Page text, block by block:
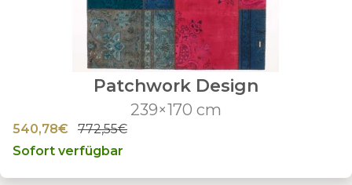
Patchwork Design
239×170 cm
540,78€
772,55€
Sofort verfügbar